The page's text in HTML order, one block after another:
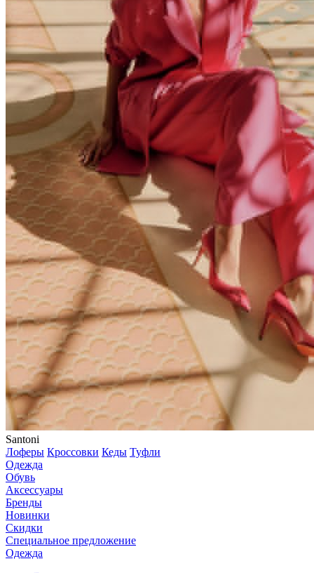
Santoni
Лоферы Кроссовки Кеды Туфли
Одежда
Обувь
Аксессуары
Бренды
Новинки
Скидки
Специальное предложение
Одежда